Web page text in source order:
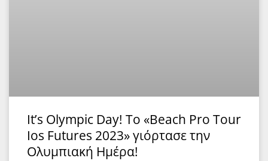
It’s Olympic Day! Το «Beach Pro Tour
Ios Futures 2023» γιόρτασε την
Ολυμπιακή Ημέρα!